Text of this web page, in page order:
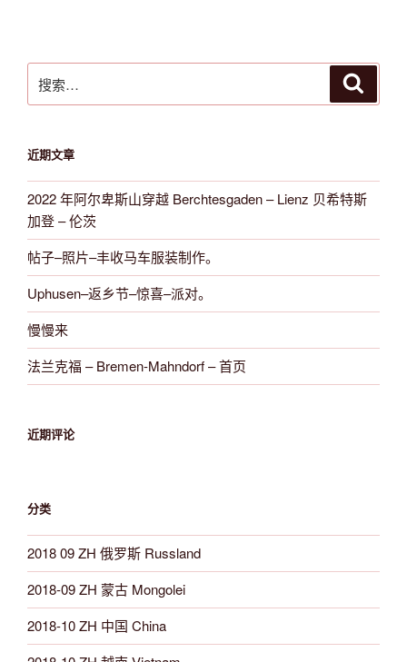
索：
近期文章
2022 年阿尔卑斯山穿越 Berchtesgaden – Lienz 贝希特斯
加登 – 伦茨
帖子–照片–丰收马车服装制作。
Uphusen–返乡节–惊喜–派对。
慢慢来
法兰克福 – Bremen-Mahndorf – 首页
近期评论
分类
2018 09 ZH 俄罗斯 Russland
2018-09 ZH 蒙古 Mongolei
2018-10 ZH 中国 China